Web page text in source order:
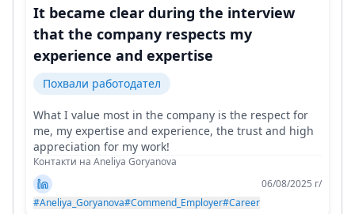
It became clear during the interview
that the company respects my
experience and expertise
Похвали работодател
What I value most in the company is the respect for
me, my expertise and experience, the trust and high
appreciation for my work!
Контакти на Aneliya Goryanova
06/08/2025 г/
#Aneliya_Goryanova#Commend_Employer#Career